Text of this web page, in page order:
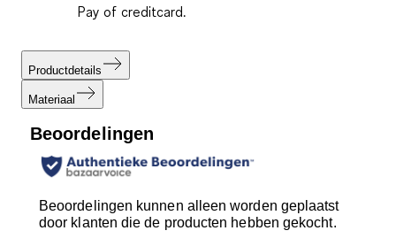
Pay of creditcard.
Productdetails
Materiaal
Beoordelingen
Beoordelingen kunnen alleen worden geplaatst
door klanten die de producten hebben gekocht.